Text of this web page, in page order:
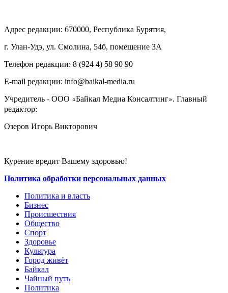
Адрес редакции: 670000, Республика Бурятия,
г. Улан-Удэ, ул. Смолина, 54б, помещение 3А
Телефон редакции: ‎‎8 (924 4) 58 90 90
E-mail редакции: info@baikal-media.ru
Учредитель - ООО «Байкал Медиа Консалтинг». Главный
редактор:
Озеров Игорь Викторович
Курение вредит Вашему здоровью!
Политика обработки персональных данных
Политика и власть
Бизнес
Происшествия
Общество
Cпорт
Здоровье
Культура
Город живёт
Байкал
Чайный путь
Политика